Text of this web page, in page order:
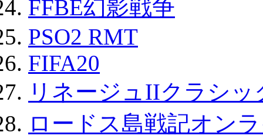
FFBE幻影戦争
PSO2 RMT
FIFA20
リネージュIIクラシ
ロードス島戦記オン